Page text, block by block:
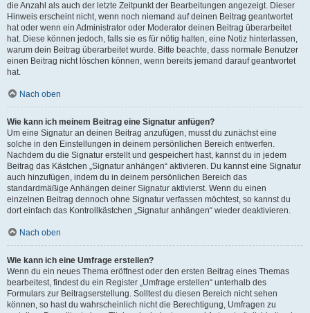
die Anzahl als auch der letzte Zeitpunkt der Bearbeitungen angezeigt. Dieser
Hinweis erscheint nicht, wenn noch niemand auf deinen Beitrag geantwortet
hat oder wenn ein Administrator oder Moderator deinen Beitrag überarbeitet
hat. Diese können jedoch, falls sie es für nötig halten, eine Notiz hinterlassen,
warum dein Beitrag überarbeitet wurde. Bitte beachte, dass normale Benutzer
einen Beitrag nicht löschen können, wenn bereits jemand darauf geantwortet
hat.
Nach oben
Wie kann ich meinem Beitrag eine Signatur anfügen?
Um eine Signatur an deinen Beitrag anzufügen, musst du zunächst eine
solche in den Einstellungen in deinem persönlichen Bereich entwerfen.
Nachdem du die Signatur erstellt und gespeichert hast, kannst du in jedem
Beitrag das Kästchen „Signatur anhängen“ aktivieren. Du kannst eine Signatur
auch hinzufügen, indem du in deinem persönlichen Bereich das
standardmäßige Anhängen deiner Signatur aktivierst. Wenn du einen
einzelnen Beitrag dennoch ohne Signatur verfassen möchtest, so kannst du
dort einfach das Kontrollkästchen „Signatur anhängen“ wieder deaktivieren.
Nach oben
Wie kann ich eine Umfrage erstellen?
Wenn du ein neues Thema eröffnest oder den ersten Beitrag eines Themas
bearbeitest, findest du ein Register „Umfrage erstellen“ unterhalb des
Formulars zur Beitragserstellung. Solltest du diesen Bereich nicht sehen
können, so hast du wahrscheinlich nicht die Berechtigung, Umfragen zu